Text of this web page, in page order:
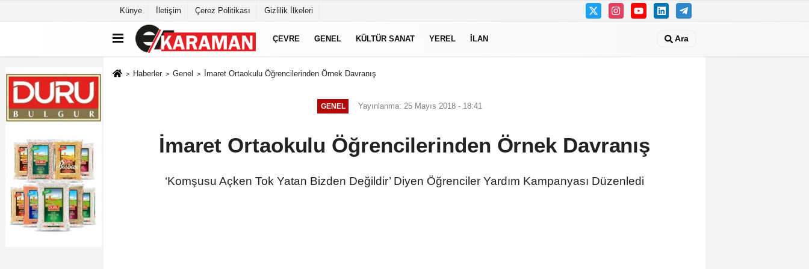
Künye İletişim Çerez Politikası Gizlilik İlkeleri
ÇEVRE GENEL KÜLTÜR SANAT YEREL İLAN Ara
Haberler Genel İmaret Ortaokulu Öğrencilerinden Örnek Davranış
GENEL Yayınlanma: 25 Mayıs 2018 - 18:41
İmaret Ortaokulu Öğrencilerinden Örnek Davranış
‘Komşusu Açken Tok Yatan Bizden Değildir’ Diyen Öğrenciler Yardım Kampanyası Düzenledi